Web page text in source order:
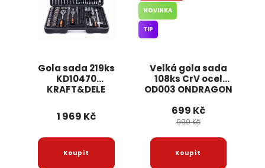
Gola sada 219ks
KD10470
KRAFT&DELE
1 969 Kč
Velká gola sada
108ks CrV ocel
OD003 ONDRAGON
NOVINKA
TIP
699 Kč
990 Kč